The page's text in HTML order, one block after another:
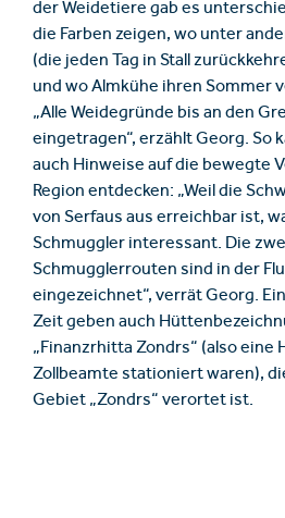
der Weidetiere gab es
die Farben zeigen, wo unter
(die jeden Tag in Stall
und wo Almkühe ihren Sommer
„Alle Weidegründe bis an den
eingetragen“, erzählt Georg. So
auch Hinweise auf die bewegte
Region entdecken: „Weil die
von Serfaus aus erreichbar ist,
Schmuggler interessant. Die
Schmugglerrouten sind in der
eingezeichnet“, verrät Georg.
Zeit geben auch
„Finanzrhitta Zondrs“ (also eine
Zollbeamte stationiert waren),
Gebiet „Zondrs“ verortet ist.